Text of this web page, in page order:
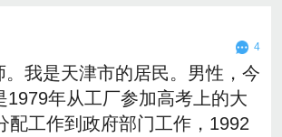
4
。我是天津市的居民。男性，今
1979年从工厂参加高考上的大
配工作到政府部门工作，1992